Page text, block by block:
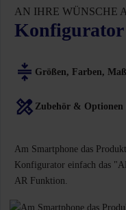
AN IHRE WÜNSCHE
Größen, Farben,
Zubehör &
Am Smartphone das
Konfigurator einfach das
AR Funktion.